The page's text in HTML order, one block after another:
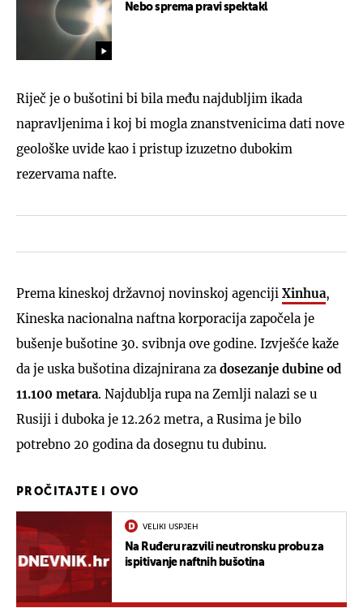
Nebo sprema pravi spektakl
Riječ je o bušotini bi bila među najdubljim ikada
napravljenima i koj bi mogla znanstvenicima dati nove
geološke uvide kao i pristup izuzetno dubokim
rezervama nafte.
Prema kineskoj državnoj novinskoj agenciji Xinhua,
Kineska nacionalna naftna korporacija započela je
bušenje bušotine 30. svibnja ove godine. Izvješće kaže
da je uska bušotina dizajnirana za dosezanje dubine od
11.100 metara. Najdublja rupa na Zemlji nalazi se u
Rusiji i duboka je 12.262 metra, a Rusima je bilo
potrebno 20 godina da dosegnu tu dubinu.
PROČITAJTE I OVO
VELIKI USPJEH
Na Ruđeru razvili neutronsku probu za
ispitivanje naftnih bušotina